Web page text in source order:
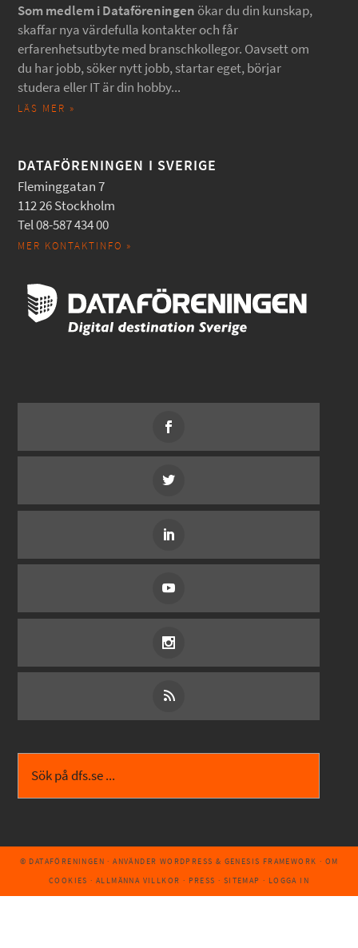
Som medlem i Dataföreningen ökar du din kunskap,
skaffar nya värdefulla kontakter och får
erfarenhetsutbyte med branschkollegor. Oavsett om
du har jobb, söker nytt jobb, startar eget, börjar
studera eller IT är din hobby...
LÄS MER »
DATAFÖRENINGEN I SVERIGE
Fleminggatan 7
112 26 Stockholm
Tel 08-587 434 00
MER KONTAKTINFO »
© DATAFÖRENINGEN · ANVÄNDER WORDPRESS & GENESIS FRAMEWORK · OM
COOKIES · ALLMÄNNA VILLKOR · PRESS · SITEMAP · LOGGA IN